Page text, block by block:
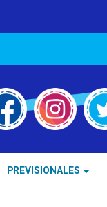
PREVISIONALES